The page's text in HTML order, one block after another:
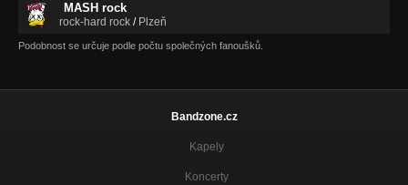
Cesta rájem (Sto hříchů 1991)
MASH rock
rock-hard rock / Plzeň
Podobnost se určuje podle počtu společných fanoušků.
Bandzone.cz
Kapely
Koncerty